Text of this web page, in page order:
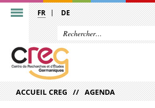
FR DE
ACCUEIL CREG AGENDA